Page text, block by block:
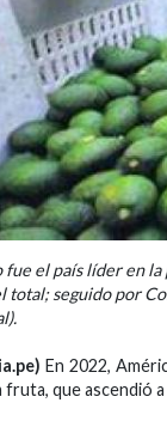
fue el país líder en
total; seguido por
En 2022,
fruta, que ascendió